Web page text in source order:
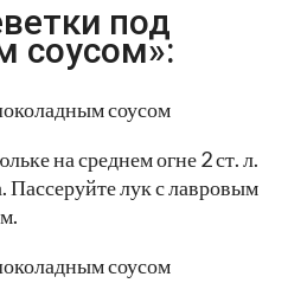
под
соусом»:
на среднем огне 2 ст. л.
Пассеруйте лук с лавровым